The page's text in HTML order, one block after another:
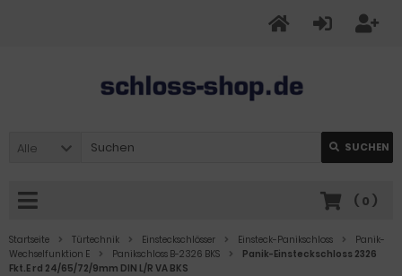
Alle SUCHEN
( 0 )
Startseite Türtechnik Einsteckschlösser Einsteck-Panikschloss
Panik-
Wechselfunktion E
Panikschloss B-2326 BKS
Panik-Einsteckschloss 2326
Fkt.E rd 24/65/72/9mm DIN L/R VA BKS